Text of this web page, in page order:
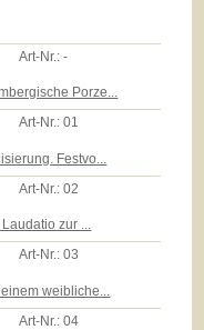
Art-Nr.:-
Porze...
Art-Nr.:01
Festvo...
Art-Nr.:02
zur ...
Art-Nr.:03
weibliche...
Art-Nr.:04